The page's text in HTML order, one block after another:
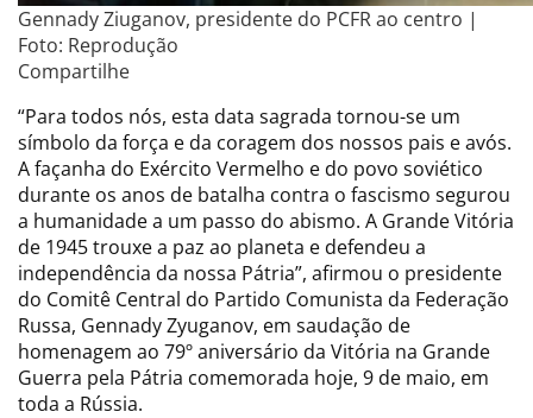
Gennady Ziuganov, presidente do PCFR ao centro |
Foto: Reprodução
Compartilhe
“Para todos nós, esta data sagrada tornou-se um
símbolo da força e da coragem dos nossos pais e avós.
A façanha do Exército Vermelho e do povo soviético
durante os anos de batalha contra o fascismo segurou
a humanidade a um passo do abismo. A Grande Vitória
de 1945 trouxe a paz ao planeta e defendeu a
independência da nossa Pátria”, afirmou o presidente
do Comitê Central do Partido Comunista da Federação
Russa, Gennady Zyuganov, em saudação de
homenagem ao 79º aniversário da Vitória na Grande
Guerra pela Pátria comemorada hoje, 9 de maio, em
toda a Rússia.